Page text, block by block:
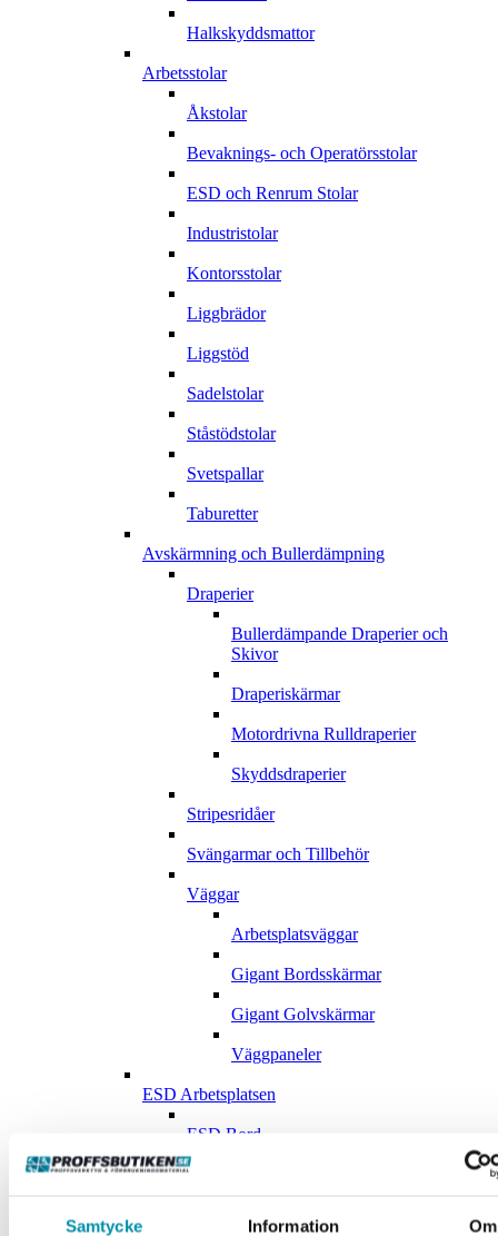
Samtycke Information Om
Halkskyddsmattor
Arbetsstolar
Åkstolar
Bevaknings- och Operatörsstolar
ESD och Renrum Stolar
Industristolar
Kontorsstolar
Liggbrädor
Liggstöd
Sadelstolar
Ståstödstolar
Svetspallar
Taburetter
Avskärmning och Bullerdämpning
Draperier
Bullerdämpande Draperier och
Skivor
Draperiskärmar
Motordrivna Rulldraperier
Skyddsdraperier
Stripesridåer
Svängarmar och Tillbehör
Väggar
Arbetsplatsväggar
Gigant Bordsskärmar
Gigant Golvskärmar
Väggpaneler
ESD Arbetsplatsen
ESD Bord
Esd-Tillbehör